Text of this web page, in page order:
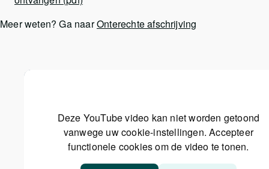
Meer weten? Ga naarOnterechte afschrijving
Deze YouTube video kan niet worden getoond
vanwege uw cookie-instellingen. Accepteer
functionele cookies om de video te tonen.